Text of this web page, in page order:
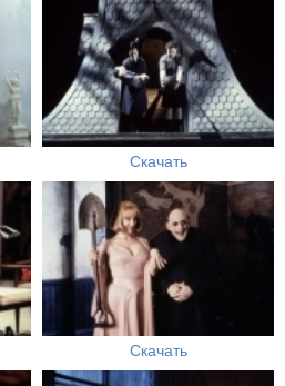
Скачать
Скачать